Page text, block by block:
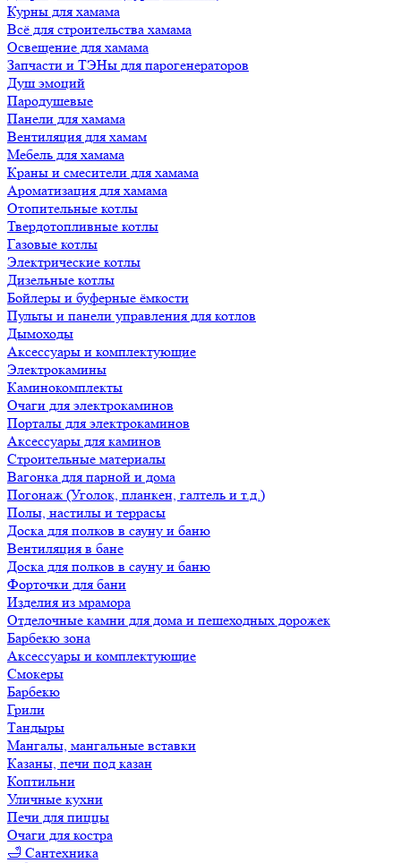
Курны для хамама
Всё для строительства хамама
Освещение для хамама
Запчасти и ТЭНы для парогенераторов
Душ эмоций
Пародушевые
Панели для хамама
Вентиляция для хамам
Мебель для хамама
Краны и смесители для хамама
Ароматизация для хамама
Отопительные котлы
Твердотопливные котлы
Газовые котлы
Электрические котлы
Дизельные котлы
Бойлеры и буферные ёмкости
Пульты и панели управления для котлов
Дымоходы
Аксессуары и комплектующие
Электрокамины
Каминокомплекты
Очаги для электрокаминов
Порталы для электрокаминов
Аксессуары для каминов
Строительные материалы
Вагонка для парной и дома
Погонаж (Уголок, планкен, галтель и т.д.)
Полы, настилы и террасы
Доска для полков в сауну и баню
Вентиляция в бане
Доска для полков в сауну и баню
Форточки для бани
Изделия из мрамора
Отделочные камни для дома и пешеходных дорожек
Барбекю зона
Аксессуары и комплектующие
Смокеры
Барбекю
Грили
Тандыры
Мангалы, мангальные вставки
Казаны, печи под казан
Коптильни
Уличные кухни
Печи для пиццы
Очаги для костра
🛁 Сантехника